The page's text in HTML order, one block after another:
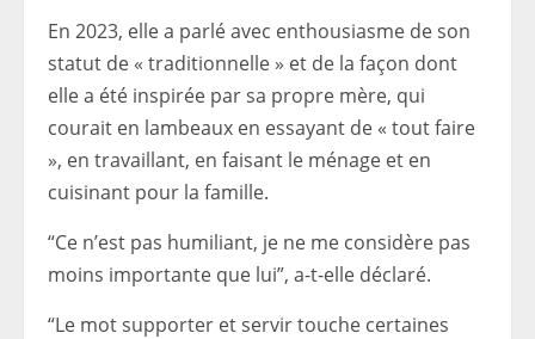
En 2023, elle a parlé avec enthousiasme de son
statut de « traditionnelle » et de la façon dont
elle a été inspirée par sa propre mère, qui
courait en lambeaux en essayant de « tout faire
», en travaillant, en faisant le ménage et en
cuisinant pour la famille.
“Ce n’est pas humiliant, je ne me considère pas
moins importante que lui”, a-t-elle déclaré.
“Le mot supporter et servir touche certaines